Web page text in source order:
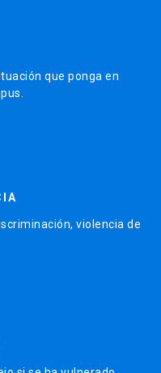
que ponga en
violencia de